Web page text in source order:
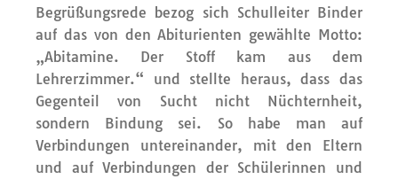
Begrüßungsrede bezog sich Schulleiter Binder
auf das von den Abiturienten gewählte Motto:
„Abitamine. Der Stoff kam aus dem
Lehrerzimmer.“ und stellte heraus, dass das
Gegenteil von Sucht nicht Nüchternheit,
sondern Bindung sei. So habe man auf
Verbindungen untereinander, mit den Eltern
und auf Verbindungen der Schülerinnen und